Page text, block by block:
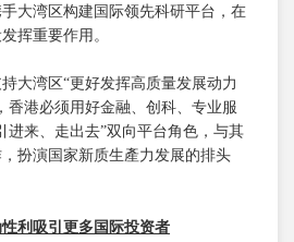
大湾区构建国际领先科研平台，在
挥重要作用。
大湾区“更好发挥高质量发展动力
香港必须用好金融、创科、专业服
进来、走出去”双向平台角色，与其
扮演国家新质生產力发展的排头
利吸引更多国际投资者